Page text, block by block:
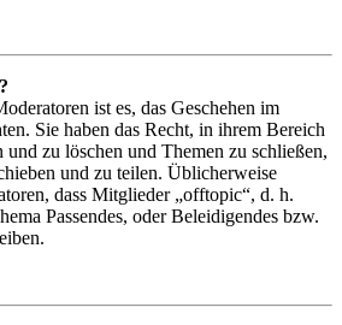
ist es, das Geschehen im
Sie haben das Recht, in ihrem Bereich
und zu löschen und Themen zu schließen,
und zu teilen. Üblicherweise
dass Mitglieder „offtopic“, d. h.
Passendes, oder Beleidigendes bzw.